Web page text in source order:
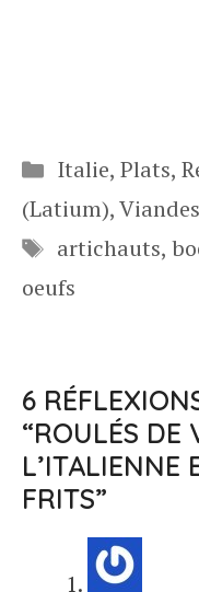
Catégories
Italie, Plats,
(Latium),Viandes
Étiquettes
artichauts,
oeufs
6
“ROULÉS DE
L’ITALIENNE
FRITS”